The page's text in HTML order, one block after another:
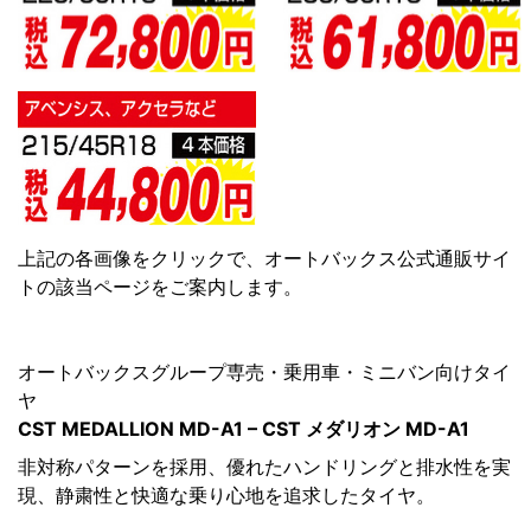
上記の各画像をクリックで、オートバックス公式通販サイ
トの該当ページをご案内します。
オートバックスグループ専売・乗用車・ミニバン向けタイ
ヤ
CST MEDALLION MD-A1 – CST メダリオン MD-A1
非対称パターンを採用、優れたハンドリングと排水性を実
現、静粛性と快適な乗り心地を追求したタイヤ。